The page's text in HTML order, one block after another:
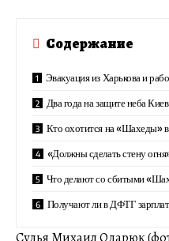
Содержание
Эвакуация из Харькова и
Два года на защите неба
Кто охотится на «Шахеды»
«Должны сделать стену
Что делают со сбитыми
Получают ли в ДФТГ
Судья Михаил Одарюк